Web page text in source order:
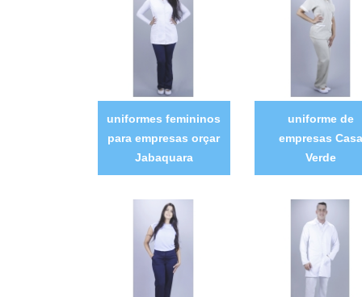
uniformes femininos
para empresas orçar
Jabaquara
uniforme de
empresas Casa
Verde